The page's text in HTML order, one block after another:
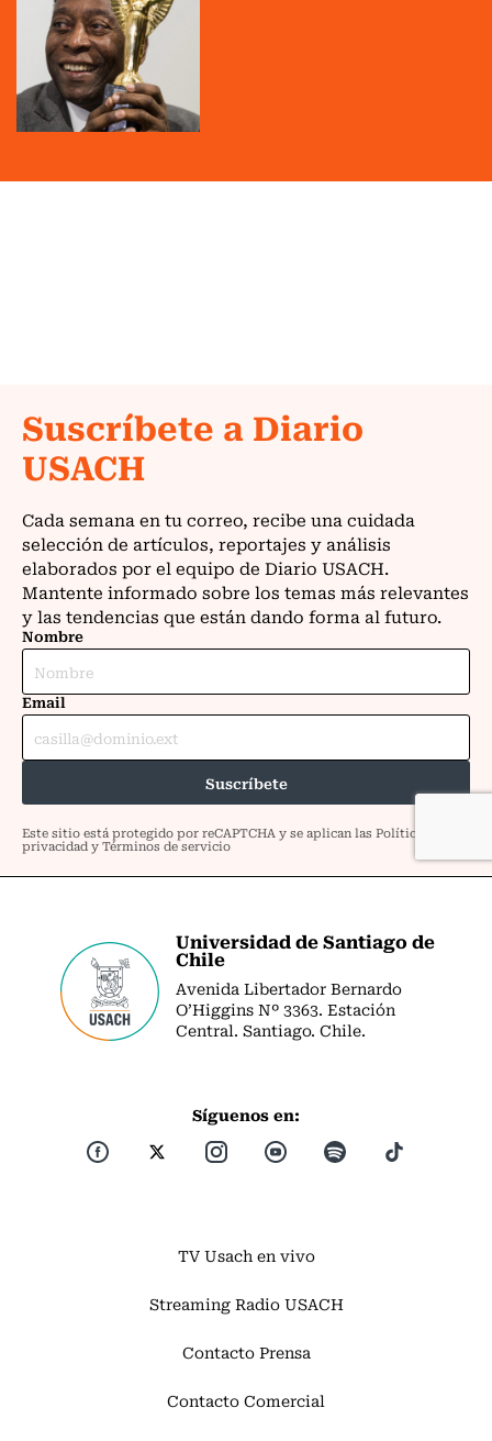
Universidad de Santiago de
Chile
Avenida Libertador Bernardo
O’Higgins Nº 3363. Estación
Central. Santiago. Chile.
Síguenos en:
TV Usach en vivo
Streaming Radio USACH
Contacto Prensa
Contacto Comercial